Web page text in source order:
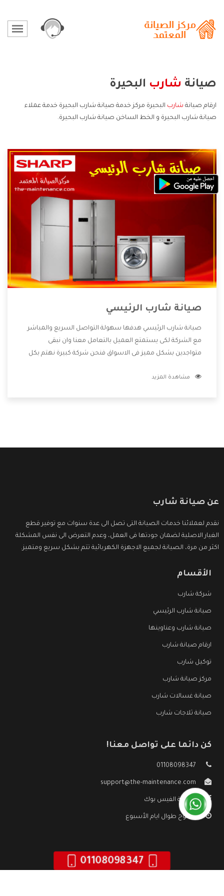
صيانة شارب البحيرة
ارقام صيانة شارب البحيرة مركز خدمة صيانة شارب البحيرة خدمة عملاء
صيانة شارب البحيرة و الخط الساخن صيانة شارب البحيرة.
صيانة شارب الرئيسي
صيانة شارب الرئيسي هدفها سهولة التواصل السريع والمباشر
مع الشركة لكى يستمتع العميل بالتعامل معنا وان نبقى
متواجدين بشكل مميز فى الاسواق فنحن شركة كبيرة نهتم بكل
الشركة بها والتى تكون منها خدمة الصيانة التى تكون من أهم
مشاهدة المزيد
عن صيانة شارب
نقدم لعملائنا خدمات الصيانة التى تصل الى عدة سنوات مع توفير قطع
الغيار الاصلية لضمان جودتها فى العمل، وعدم التعرض الى نفس المشكلة
اكثر من مرة، الصيانة لجميع الاجهزة الكهربائية تتم بشكل سريع ومتميز.
الأقسام
شركة شارب
صيانة شارب الرئيسي
صيانة شارب وعناوينها
ارقام صيانة شارب
توكيل شارب
مركز صيانة شارب
صيانة غسالات شارب
صيانة ثلاجات شارب
كن دائما على تواصل معنا!
01108098347
support@the-maintenance.com
صفحة الفيس بوك
مفتوح طوال ايام الأسبوع
01108098347